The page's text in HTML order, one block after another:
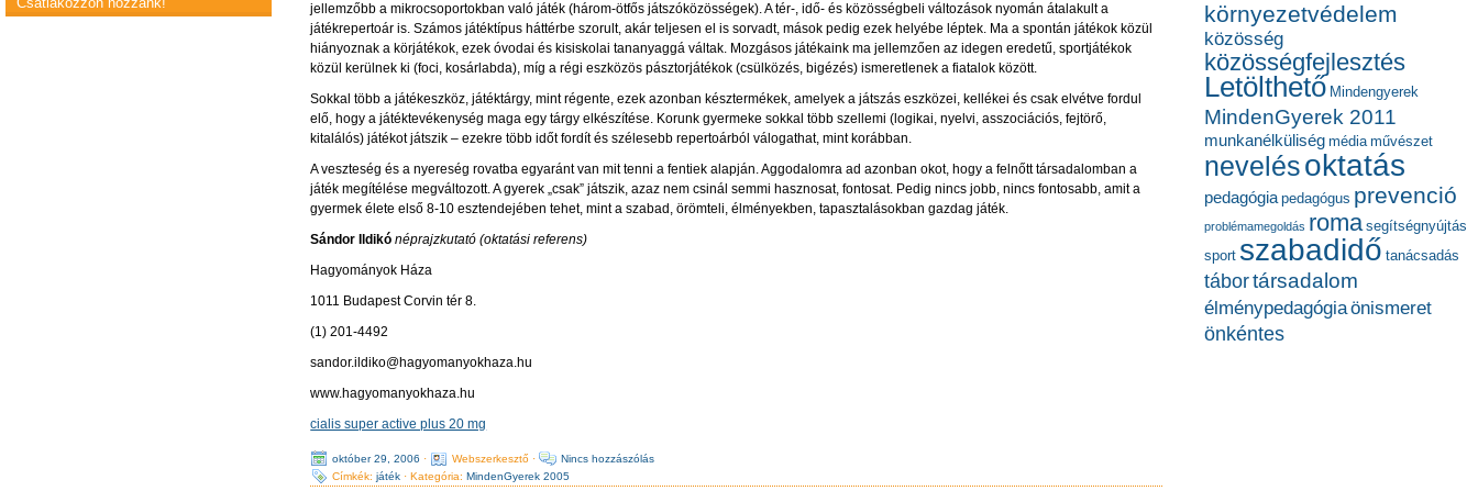
jellemzőbb a mikrocsoportokban való játék (három-ötfős játszóközösségek). A tér-, idő- és közösségbeli változások nyomán átalakult a
játékrepertoár is. Számos játéktípus háttérbe szorult, akár teljesen el is sorvadt, mások pedig ezek helyébe léptek. Ma a spontán játékok közül
hiányoznak a körjátékok, ezek óvodai és kisiskolai tananyaggá váltak. Mozgásos játékaink ma jellemzően az idegen eredetű, sportjátékok
közül kerülnek ki (foci, kosárlabda), míg a régi eszközös pásztorjátékok (csülközés, bigézés) ismeretlenek a fiatalok között.
Sokkal több a játékeszköz, játéktárgy, mint régente, ezek azonban késztermékek, amelyek a játszás eszközei, kellékei és csak elvétve fordul
elő, hogy a játéktevékenység maga egy tárgy elkészítése. Korunk gyermeke sokkal több szellemi (logikai, nyelvi, asszociációs, fejtörő,
kitalálós) játékot játszik – ezekre több időt fordít és szélesebb repertoárból válogathat, mint korábban.
A veszteség és a nyereség rovatba egyaránt van mit tenni a fentiek alapján. Aggodalomra ad azonban okot, hogy a felnőtt társadalomban a
játék megítélése megváltozott. A gyerek „csak” játszik, azaz nem csinál semmi hasznosat, fontosat. Pedig nincs jobb, nincs fontosabb, amit a
gyermek élete első 8-10 esztendejében tehet, mint a szabad, örömteli, élményekben, tapasztalásokban gazdag játék.
Sándor Ildikó néprajzkutató (oktatási referens)
Hagyományok Háza
1011 Budapest Corvin tér 8.
(1) 201-4492
sandor.ildiko@hagyomanyokhaza.hu
www.hagyomanyokhaza.hu
cialis super active plus 20 mg
október 29, 2006 · Webszerkesztő ·
Nincs hozzászólás
Címkék:játék · Kategória:MindenGyerek 2005
környezetvédelem
közösség
közösségfejlesztés
Letölthető Mindengyerek
MindenGyerek 2011
munkanélküliség média művészet
nevelésoktatás
pedagógia pedagógus prevenció
problémamegoldás roma segítségnyújtás
sport szabadidő tanácsadás
tábortársadalom
élménypedagógiaönismeret
önkéntes